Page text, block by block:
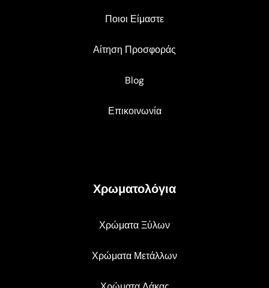
Ποιοι Είμαστε
Αίτηση Προσφοράς
Blog
Επικοινωνία
Χρωματολόγια
Χρώματα Ξύλων
Χρώματα Μετάλλων